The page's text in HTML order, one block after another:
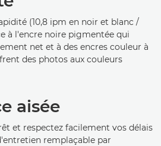
(10,8 ipm en noir et blanc /
à l'encre noire pigmentée qui
net et à des encres couleur à
des photos aux couleurs
aisée
et respectez facilement vos délais
remplaçable par